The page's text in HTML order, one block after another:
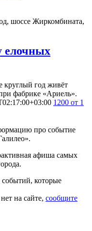
шоссе Жиркомбината,
елочных
круглый год живёт
фабрике «Ариель».
1200 от 1
про событие
афиша самых
которые
на сайте, сообщите